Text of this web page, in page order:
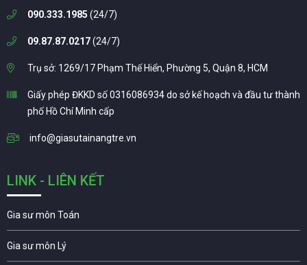
090.333.1985 (24/7)
09.87.87.0217(24/7)
Trụ sở: 1269/17 Phạm Thế Hiển, Phường 5, Quận 8, HCM
Giấy phép ĐKKD số 0316086934 do sở kế hoạch và đầu tư thành
phố Hồ Chí Minh cấp
info@giasutainangtre.vn
LINK - LIÊN KẾT
Gia sư môn Toán
Gia sư môn Lý